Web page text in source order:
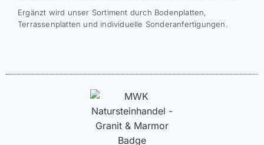
Ergänzt wird unser Sortiment durch Bodenplatten,
Terrassenplatten und individuelle Sonderanfertigungen.